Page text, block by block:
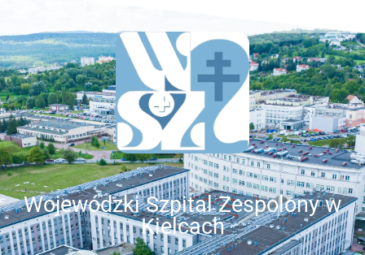
Wojewódzki Szpital Zespolony w
Kielcach